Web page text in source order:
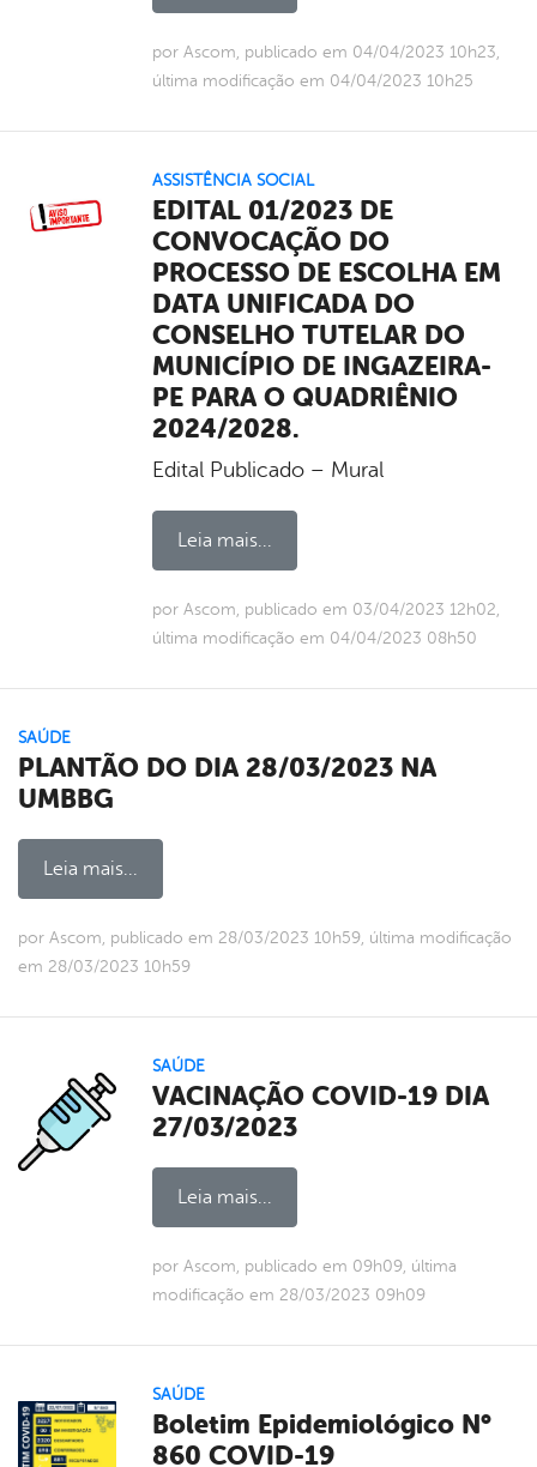
por Ascom, publicado em 04/04/2023 10h23,
última modificação em 04/04/2023 10h25
ASSISTÊNCIA SOCIAL
EDITAL 01/2023 DE
CONVOCAÇÃO DO
PROCESSO DE ESCOLHA EM
DATA UNIFICADA DO
CONSELHO TUTELAR DO
MUNICÍPIO DE INGAZEIRA-
PE PARA O QUADRIÊNIO
2024/2028.
Edital Publicado – Mural
Leia mais...
por Ascom, publicado em 03/04/2023 12h02,
última modificação em 04/04/2023 08h50
SAÚDE
PLANTÃO DO DIA 28/03/2023 NA
UMBBG
Leia mais...
por Ascom, publicado em 28/03/2023 10h59, última modificação
em 28/03/2023 10h59
SAÚDE
VACINAÇÃO COVID-19 DIA
27/03/2023
Leia mais...
por Ascom, publicado em 09h09, última
modificação em 28/03/2023 09h09
SAÚDE
Boletim Epidemiológico N°
860 COVID-19